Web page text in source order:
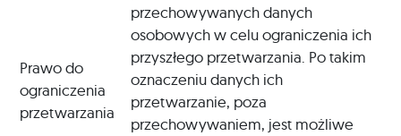
Prawo do
ograniczenia
przetwarzania
przechowywanych danych
osobowych w celu ograniczenia ich
przyszłego przetwarzania. Po takim
oznaczeniu danych ich
przetwarzanie, poza
przechowywaniem, jest możliwe